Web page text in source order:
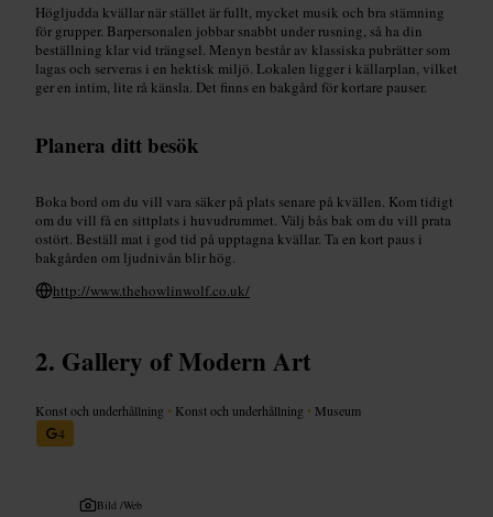
Högljudda kvällar när stället är fullt, mycket musik och bra stämning
för grupper. Barpersonalen jobbar snabbt under rusning, så ha din
beställning klar vid trängsel. Menyn består av klassiska pubrätter som
lagas och serveras i en hektisk miljö. Lokalen ligger i källarplan, vilket
ger en intim, lite rå känsla. Det finns en bakgård för kortare pauser.
Planera ditt besök
Boka bord om du vill vara säker på plats senare på kvällen. Kom tidigt
om du vill få en sittplats i huvudrummet. Välj bås bak om du vill prata
ostört. Beställ mat i god tid på upptagna kvällar. Ta en kort paus i
bakgården om ljudnivån blir hög.
http://www.thehowlinwolf.co.uk/
Gallery of Modern Art
Konst och underhållning • Konst och underhållning • Museum
4
Bild /Web